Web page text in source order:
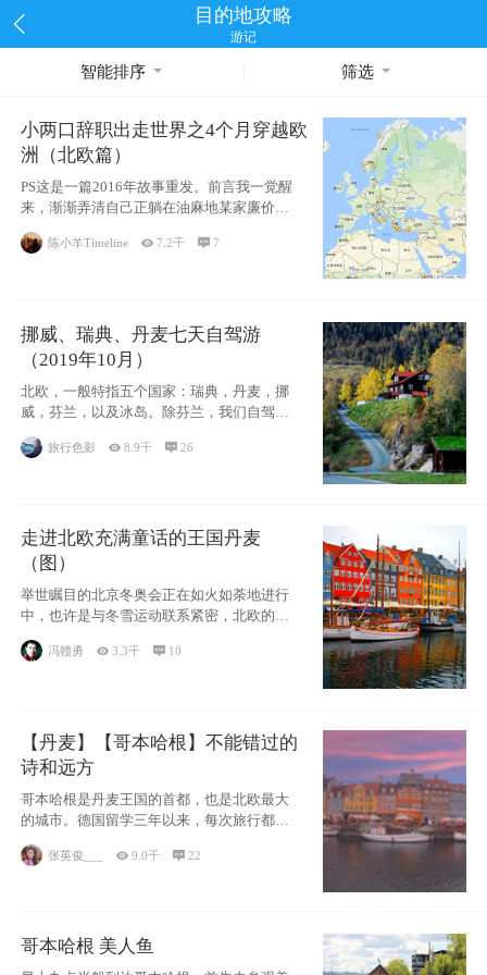
目的地攻略
游记
智能排序 筛选
小两口辞职出走世界之4个月穿越欧
洲（北欧篇）
PS这是一篇2016年故事重发。前言我一觉醒
来，渐渐弄清自己正躺在油麻地某家廉价宾
馆
陈小羊Timeline 7.2千 7
挪威、瑞典、丹麦七天自驾游
（2019年10月）
北欧，一般特指五个国家：瑞典，丹麦，挪
威，芬兰，以及冰岛。除芬兰，我们自驾游
旅行色影 8.9千 26
走进北欧充满童话的王国丹麦
（图）
举世瞩目的北京冬奥会正在如火如荼地进行
中，也许是与冬雪运动联系紧密，北欧的一
些国家因
冯赣勇 3.3千  10
【丹麦】【哥本哈根】不能错过的
诗和远方
哥本哈根是丹麦王国的首都，也是北欧最大
的城市。德国留学三年以来，每次旅行都是
张英俊___ 9.0千 22
哥本哈根 美人鱼